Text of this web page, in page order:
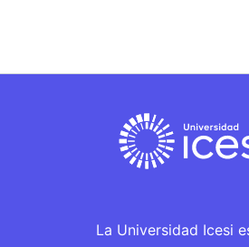
La Universidad Icesi